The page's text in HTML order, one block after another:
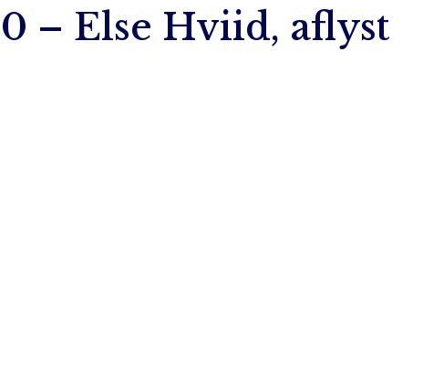
– Else Hviid, aflyst